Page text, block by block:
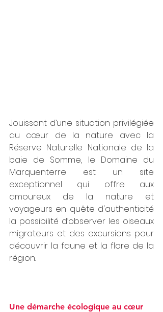
Jouissant d’une situation privilégiée
au cœur de la nature avec la
Réserve Naturelle Nationale de la
baie de Somme, le Domaine du
Marquenterre est un site
exceptionnel qui offre aux
amoureux de la nature et
voyageurs en quête d'authenticité
la possibilité d’observer les oiseaux
migrateurs et des excursions pour
découvrir la faune et la flore de la
région.
Une démarche écologique au cœur